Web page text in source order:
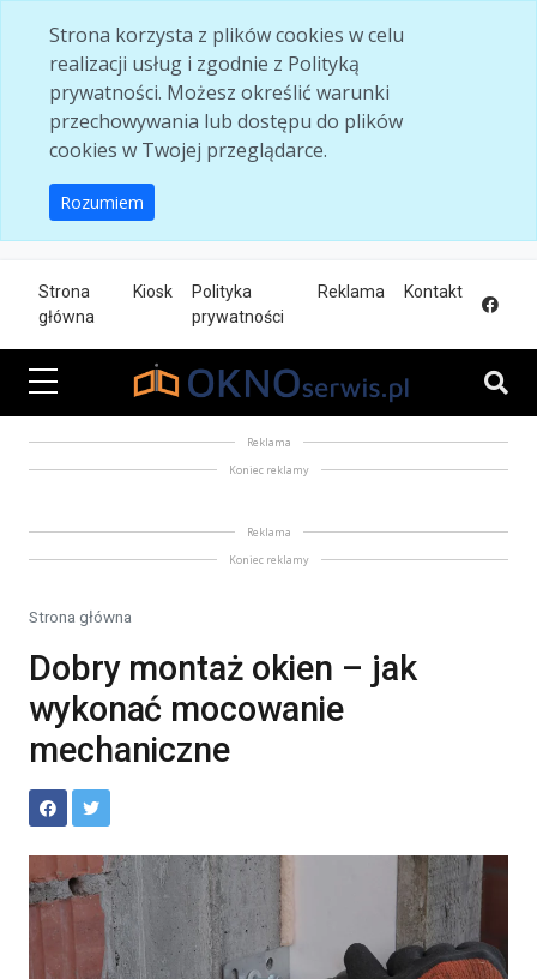
Strona korzysta z plików cookies w celu
realizacji usług i zgodnie z Polityką
prywatności. Możesz określić warunki
przechowywania lub dostępu do plików
cookies w Twojej przeglądarce.
Rozumiem
Strona
główna
Kiosk
Polityka
prywatności
Reklama Kontakt
Reklama
Koniec reklamy
Reklama
Koniec reklamy
Strona główna
Dobry montaż okien – jak
wykonać mocowanie
mechaniczne